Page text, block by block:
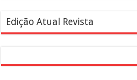
Edição Atual Revista